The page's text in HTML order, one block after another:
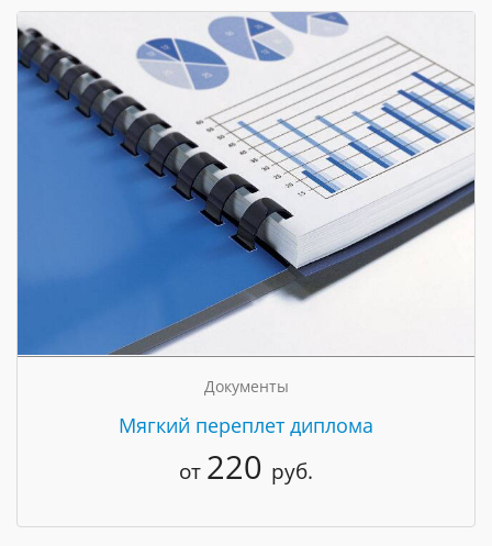
Документы
Мягкий переплет диплома
от 220 руб.